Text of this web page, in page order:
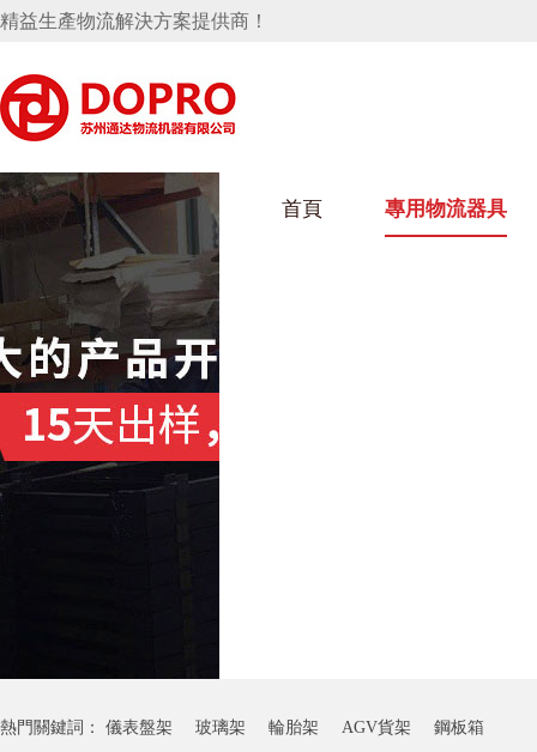
精益生產物流解決方案提供商！
首頁 專用物流器具
好色视频APP下载架
變速箱托盤 保險杠料架
輪胎架
衝壓件料架
儀表盤料架
轉向機料架
消聲器料架
手推車
網箱
隱藏式馬桶水箱支架
汽車行業
衛浴行業
熱門關鍵詞： 儀表盤架 玻璃架 輪胎架 AGV貨架 鋼板箱